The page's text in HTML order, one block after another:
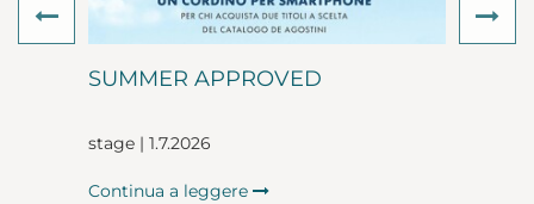
SUMMER APPROVED
stage | 1.7.2026
Continua a leggere
Previous